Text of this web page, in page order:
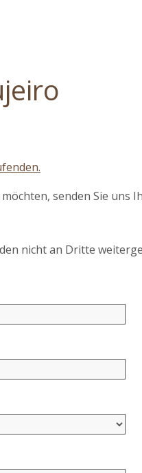
senden Sie uns
nicht an Dritte